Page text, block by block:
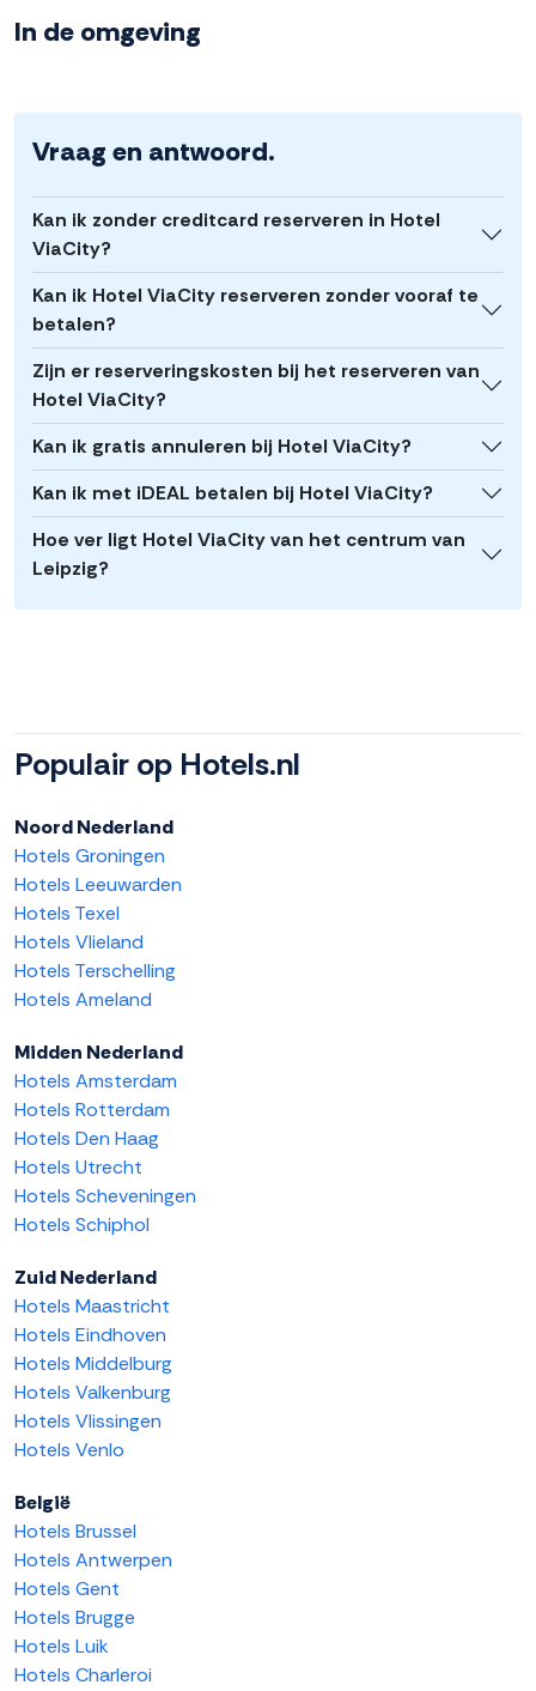
In de omgeving
Vraag en antwoord.
Kan ik zonder creditcard reserveren in Hotel
ViaCity?
Kan ik Hotel ViaCity reserveren zonder vooraf te
betalen?
Zijn er reserveringskosten bij het reserveren van
Hotel ViaCity?
Kan ik gratis annuleren bij Hotel ViaCity?
Kan ik met iDEAL betalen bij Hotel ViaCity?
Hoe ver ligt Hotel ViaCity van het centrum van
Leipzig?
Populair op Hotels.nl
Noord Nederland
Hotels Groningen
Hotels Leeuwarden
Hotels Texel
Hotels Vlieland
Hotels Terschelling
Hotels Ameland
Midden Nederland
Hotels Amsterdam
Hotels Rotterdam
Hotels Den Haag
Hotels Utrecht
Hotels Scheveningen
Hotels Schiphol
Zuid Nederland
Hotels Maastricht
Hotels Eindhoven
Hotels Middelburg
Hotels Valkenburg
Hotels Vlissingen
Hotels Venlo
België
Hotels Brussel
Hotels Antwerpen
Hotels Gent
Hotels Brugge
Hotels Luik
Hotels Charleroi